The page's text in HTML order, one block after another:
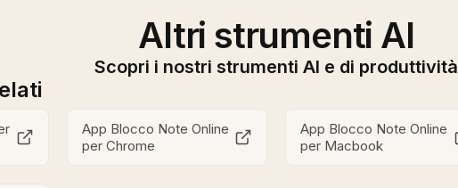
Altri strumenti AI
Scopri i nostri strumenti AI e di produttività
App Blocco Note Online
per Chrome
App Blocco Note Online
per Macbook